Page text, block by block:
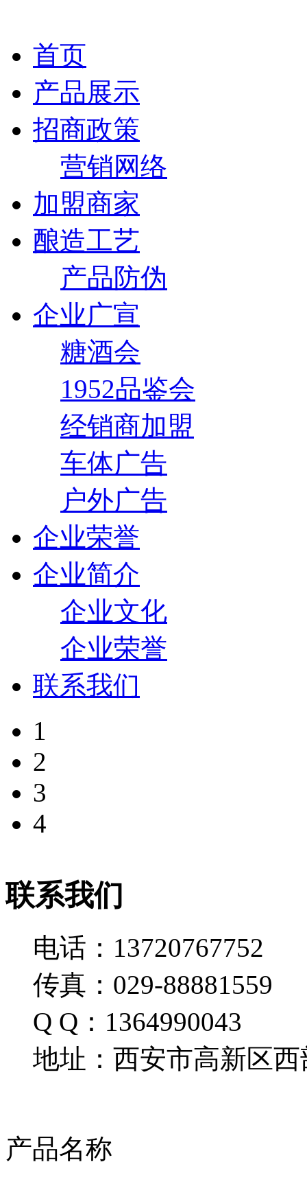
首页
产品展示
招商政策
营销网络
加盟商家
酿造工艺
产品防伪
企业广宣
糖酒会
1952品鉴会
经销商加盟
车体广告
户外广告
企业荣誉
企业简介
企业文化
企业荣誉
联系我们
1
2
3
4
联系我们
电话：13720767752
传真：029-88881559
Q Q：1364990043
地址：西安市高新区西
产品名称